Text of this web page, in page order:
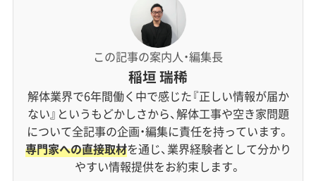
この記事の案内人・編集長
稲垣 瑞稀
解体業界で6年間働く中で感じた『正しい情報が届か
ない』というもどかしさから、解体工事や空き家問題
について全記事の企画・編集に責任を持っています。
専門家への直接取材を通じ、業界経験者として分かり
やすい情報提供をお約束します。